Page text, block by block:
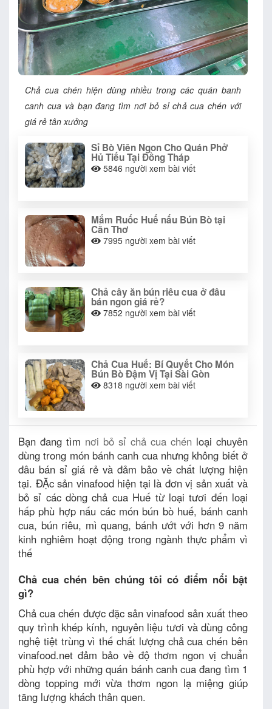
Chả cua chén hiện dùng nhiều trong các quán banh
canh cua và bạn đang tìm nơi bỏ sỉ chả cua chén với
giá rẻ tân xưởng
Sỉ Bò Viên Ngon Cho Quán Phở
Hủ Tiếu Tại Đồng Tháp
5846 người xem bài viết
Mắm Ruốc Huế nấu Bún Bò tại
Cần Thơ
7995 người xem bài viết
Chả cây ăn bún riêu cua ở đâu
bán ngon giá rẻ?
7852 người xem bài viết
Chả Cua Huế: Bí Quyết Cho Món
Bún Bò Đậm Vị Tại Sài Gòn
8318 người xem bài viết
Bạn đang tìm nơi bỏ sỉ chả cua chén loại chuyên
dùng trong món bánh canh cua nhưng không biết ở
đâu bán sỉ giá rẻ và đảm bảo về chất lượng hiện
tại. ĐẶc sản vinafood hiện tại là đơn vị sản xuất và
bỏ sỉ các dòng chả cua Huế từ loại tươi đến loại
hấp phù hợp nấu các món bún bò huế, bánh canh
cua, bún riêu, mì quang, bánh ướt với hơn 9 năm
kinh nghiêm hoạt động trong ngành thực phẩm vì
thế
Chả cua chén bên chúng tôi có điểm nổi bật
gì?
Chả cua chén được đặc sản vinafood sản xuất theo
quy trình khép kính, nguyên liệu tươi và dùng công
nghệ tiệt trùng vì thế chất lượng chả cua chén bên
vinafood.net đảm bảo về độ thơm ngon vị chuẩn
phù hợp với những quán bánh canh cua đang tìm 1
dòng topping mới vừa thơm ngon lạ miệng giúp
tăng lượng khách thân quen.